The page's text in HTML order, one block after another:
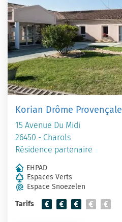
Korian Drôme Provençale
15 Avenue Du Midi
26450 - Charols
Résidence partenaire
EHPAD
Espaces Verts
Espace Snoezelen
Tarifs